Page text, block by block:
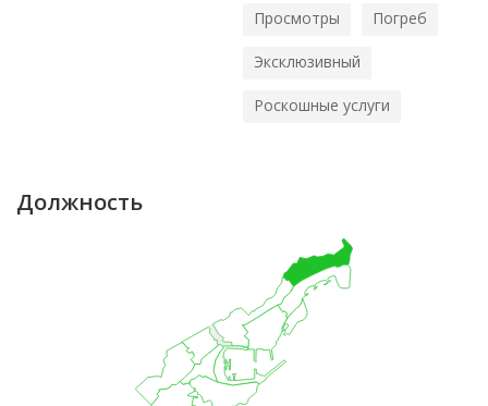
Просмотры Погреб
Эксклюзивный
Роскошные услуги
Должность